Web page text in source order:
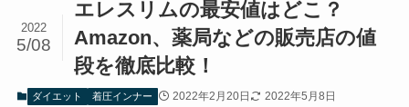
エレスリムの最安値はどこ？
Amazon、薬局などの販売店の値
段を徹底比較！
2022
5/08
ダイエット 着圧インナー 2022年2月20日 2022年5月8日